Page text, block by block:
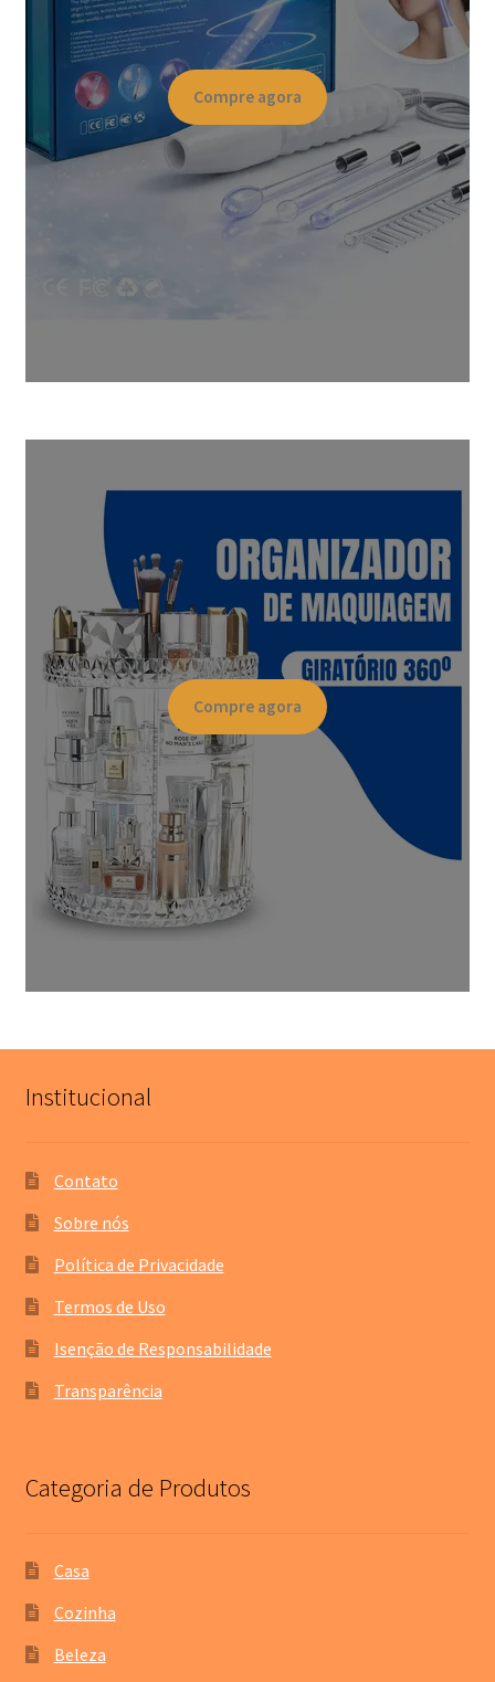
Compre agora
Compre agora
Institucional
Contato
Sobre nós
Política de Privacidade
Termos de Uso
Isenção de Responsabilidade
Transparência
Categoria de Produtos
Casa
Cozinha
Beleza